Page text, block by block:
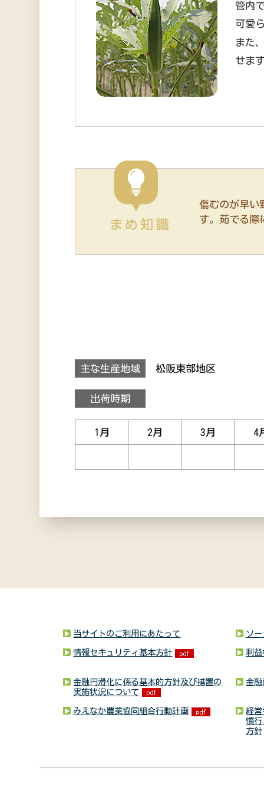
管内
可愛
また
せま
傷むのが早い
す。茹でる際
主な生産地域 松阪東部地区
出荷時期
1 月 2月 3月 4
当サイトのご利用にあたって ソ
情報セキュリティ基本方針 利益
金融円滑化に係る基本的方針及び措置の
実施状況について
金融
みえなか農業協同組合行動計画
経営
慣行
方針